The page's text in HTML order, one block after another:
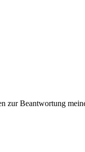
zur Beantwortung